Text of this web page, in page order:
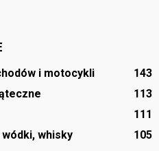
i motocykli
143
113
111
whisky
105